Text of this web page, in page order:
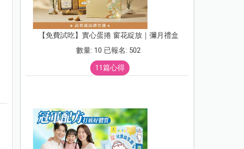
【免費試吃】實心蛋捲 窗花綻放｜彌月禮盒
數量: 10 已報名: 502
11篇心得